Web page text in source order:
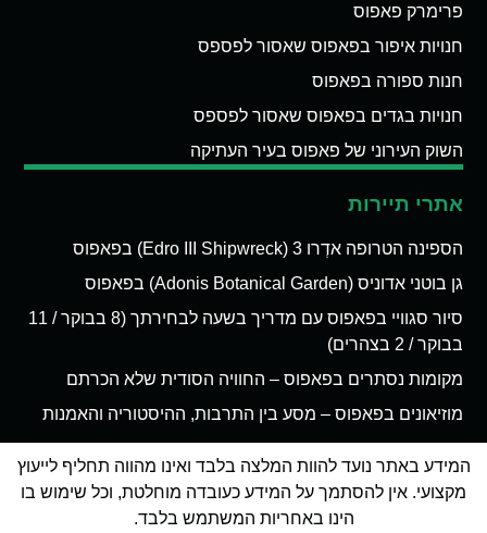
פרימרק פאפוס
חנויות איפור בפאפוס שאסור לפספס
חנות ספורה בפאפוס
חנויות בגדים בפאפוס שאסור לפספס
השוק העירוני של פאפוס בעיר העתיקה
אתרי תיירות
הספינה הטרופה אדְרו 3 (Edro III Shipwreck) בפאפוס
גן בוטני אדוניס (Adonis Botanical Garden) בפאפוס
סיור סגוויי בפאפוס עם מדריך בשעה לבחירתך (8 בבוקר / 11
בבוקר / 2 בצהרים)
מקומות נסתרים בפאפוס – החוויה הסודית שלא הכרתם
מוזיאונים בפאפוס – מסע בין התרבות, ההיסטוריה והאמנות
המידע באתר נועד להוות המלצה בלבד ואינו מהווה תחליף לייעוץ
מקצועי. אין להסתמך על המידע כעובדה מוחלטת, וכל שימוש בו
הינו באחריות המשתמש בלבד.